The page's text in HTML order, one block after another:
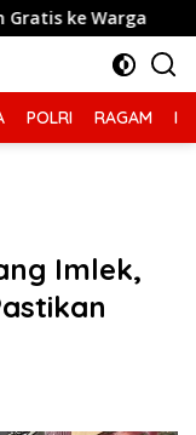
Ciptakan
POLRI RAGAM
Imlek,